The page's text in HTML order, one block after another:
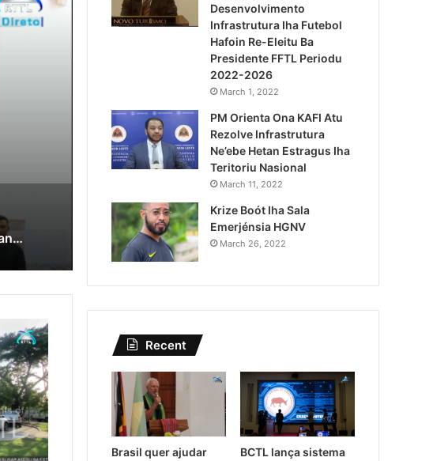
Lei Siberseguransa Ajuda
Kaptura Autór Kriminozu
Estranjeiru
Lei Siberseguransa Ajuda Autoridade Polisiál Kaptura Autór Kriminozu ho Paradeiru Iha Estranjeiru
Desenvolvimento
Infrastrutura Iha Futebol
Hafoin Re-Eleitu Ba
Presidente FFTL Periodu
2022-2026
March 1, 2022
PM Orienta Ona KAFI Atu
Rezolve Infrastrutura
Ne’ebe Hetan Estragus Iha
Teritoriu Nasional
March 11, 2022
Krize Boót Iha Sala
Emerjénsia HGNV
March 26, 2022
Recent
Brasil quer ajudar
BCTL lança sistema